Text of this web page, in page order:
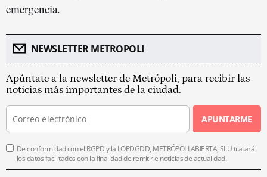
emergencia.
NEWSLETTER METROPOLI
Apúntate a la newsletter de Metrópoli, para recibir las
noticias más importantes de la ciudad.
APUNTARME
De conformidad con el RGPD y la LOPDGDD, METRÓPOLI ABIERTA, SLU tratará
los datos facilitados con la finalidad de remitirle noticias de actualidad.